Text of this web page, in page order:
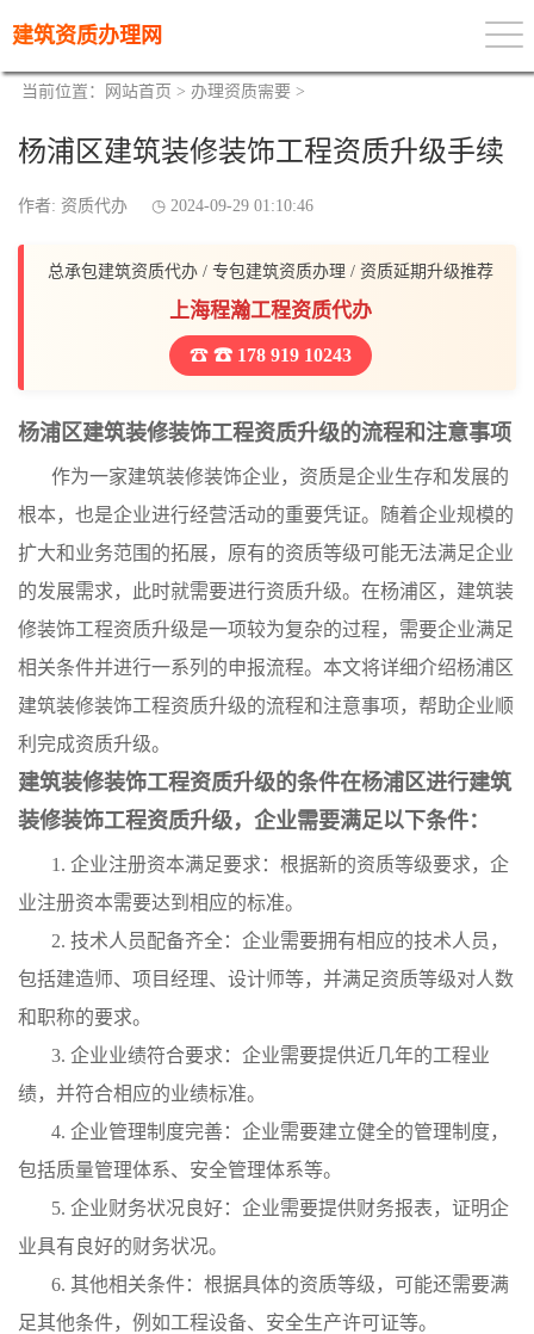
建筑资质办理网
当前位置： 网站首页 > 办理资质需要 >
杨浦区建筑装修装饰工程资质升级手续
作者: 资质代办 2024-09-29 01:10:46
总承包建筑资质代办 / 专包建筑资质办理 / 资质延期升级推荐
上海程瀚工程资质代办
☎ 178 919 10243
杨浦区建筑装修装饰工程资质升级的流程和注意事项
作为一家建筑装修装饰企业，资质是企业生存和发展的
根本，也是企业进行经营活动的重要凭证。随着企业规模的
扩大和业务范围的拓展，原有的资质等级可能无法满足企业
的发展需求，此时就需要进行资质升级。在杨浦区，建筑装
修装饰工程资质升级是一项较为复杂的过程，需要企业满足
相关条件并进行一系列的申报流程。本文将详细介绍杨浦区
建筑装修装饰工程资质升级的流程和注意事项，帮助企业顺
利完成资质升级。
建筑装修装饰工程资质升级的条件在杨浦区进行建筑
装修装饰工程资质升级，企业需要满足以下条件：
1. 企业注册资本满足要求：根据新的资质等级要求，企
业注册资本需要达到相应的标准。
2. 技术人员配备齐全：企业需要拥有相应的技术人员，
包括建造师、项目经理、设计师等，并满足资质等级对人数
和职称的要求。
3. 企业业绩符合要求：企业需要提供近几年的工程业
绩，并符合相应的业绩标准。
4. 企业管理制度完善：企业需要建立健全的管理制度，
包括质量管理体系、安全管理体系等。
5. 企业财务状况良好：企业需要提供财务报表，证明企
业具有良好的财务状况。
6. 其他相关条件：根据具体的资质等级，可能还需要满
足其他条件，例如工程设备、安全生产许可证等。